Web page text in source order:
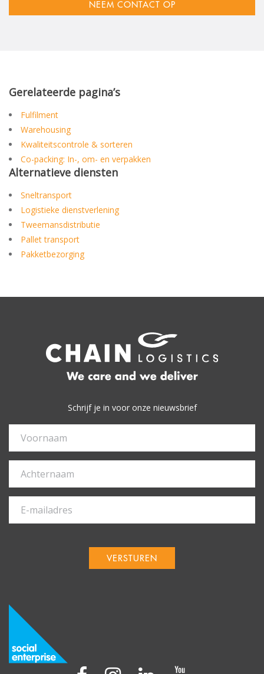
NEEM CONTACT OP
Gerelateerde pagina’s
Fulfilment
Warehousing
Kwaliteitscontrole & sorteren
Co-packing: In-, om- en verpakken
Alternatieve diensten
Sneltransport
Logistieke dienstverlening
Tweemansdistributie
Pallet transport
Pakketbezorging
Schrijf je in voor onze nieuwsbrief
VERSTUREN